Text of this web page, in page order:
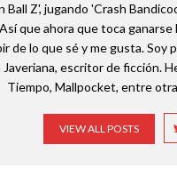
Ball Z', jugando 'Crash
que ahora que toca ganarse
de lo que sé y me gusta. Soy
Javeriana, escritor de ficción.
Tiempo, Mallpocket, entre
VIEW ALL POSTS